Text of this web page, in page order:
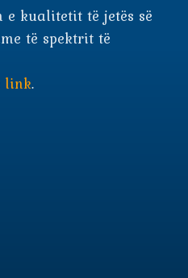
kualitetit të jetës së
të spektrit të
link.